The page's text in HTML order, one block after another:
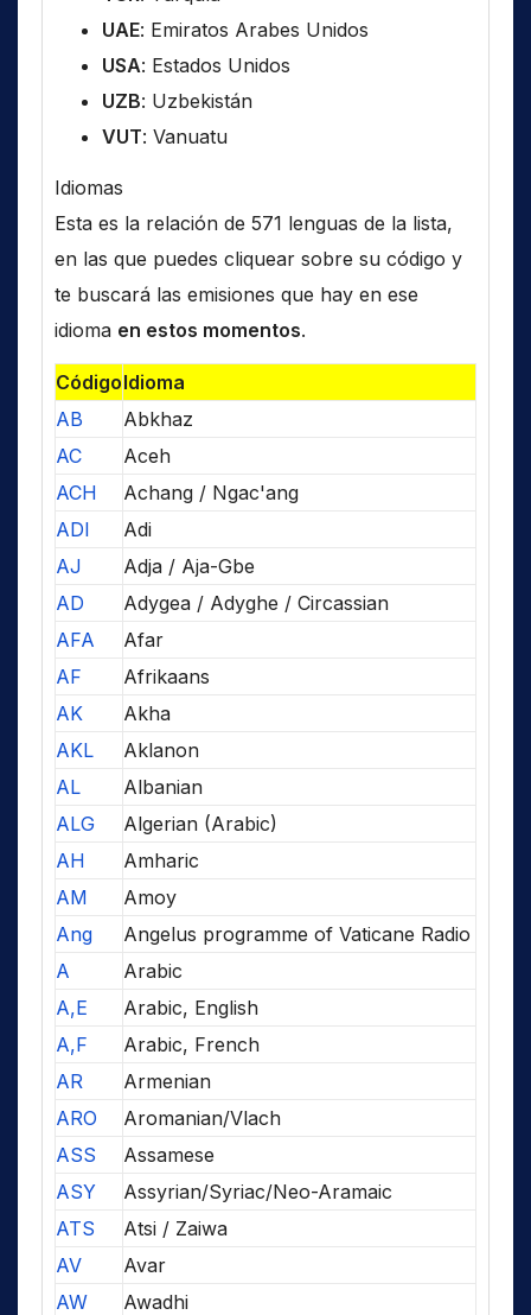
UAE: Emiratos Arabes Unidos
USA: Estados Unidos
UZB: Uzbekistán
VUT: Vanuatu
Idiomas
Esta es la relación de 571 lenguas de la lista,
en las que puedes cliquear sobre su código y
te buscará las emisiones que hay en ese
idioma en estos momentos.
CódigoIdioma
AB
Abkhaz
AC
Aceh
ACH
Achang / Ngac'ang
ADI
Adi
AJ
Adja / Aja-Gbe
AD
Adygea / Adyghe / Circassian
AFA
Afar
AF
Afrikaans
AK
Akha
AKL
Aklanon
AL
Albanian
ALG
Algerian (Arabic)
AH
Amharic
AM
Amoy
Ang
Angelus programme of Vaticane Radio
A
Arabic
A,E
Arabic, English
A,F
Arabic, French
AR
Armenian
ARO
Aromanian/Vlach
ASS
Assamese
ASY
Assyrian/Syriac/Neo-Aramaic
ATS
Atsi / Zaiwa
AV
Avar
AW
Awadhi